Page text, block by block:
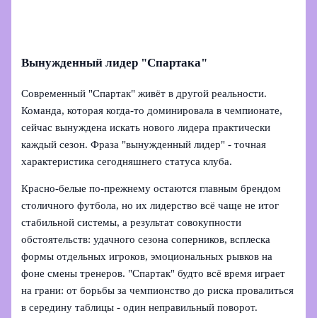
Вынужденный лидер "Спартака"
Современный "Спартак" живёт в другой реальности.
Команда, которая когда‑то доминировала в чемпионате,
сейчас вынуждена искать нового лидера практически
каждый сезон. Фраза "вынужденный лидер" - точная
характеристика сегодняшнего статуса клуба.
Красно‑белые по-прежнему остаются главным брендом
столичного футбола, но их лидерство всё чаще не итог
стабильной системы, а результат совокупности
обстоятельств: удачного сезона соперников, всплеска
формы отдельных игроков, эмоциональных рывков на
фоне смены тренеров. "Спартак" будто всё время играет
на грани: от борьбы за чемпионство до риска провалиться
в середину таблицы - один неправильный поворот.